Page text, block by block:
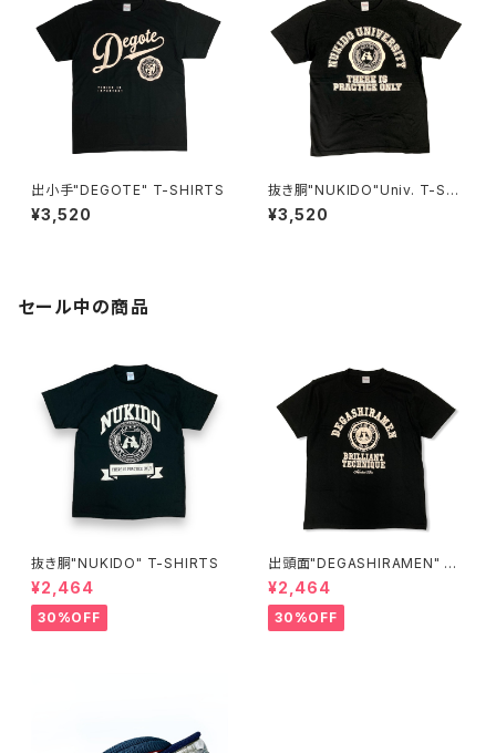
出小手"DEGOTE" T-SHIRTS
¥3,520
抜き胴"NUKIDO"Univ. T-SHI
RTS
¥3,520
セール中の商品
抜き胴"NUKIDO" T-SHIRTS
¥2,464
30%OFF
出頭面"DEGASHIRAMEN" T-
SHIRTS
¥2,464
30%OFF